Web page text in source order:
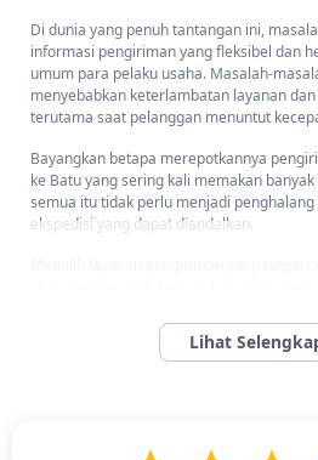
Di dunia yang penuh tantangan ini,
informasi pengiriman yang fleksibel dan
umum para pelaku usaha. Masalah-
menyebabkan keterlambatan layanan
terutama saat pelanggan menuntut
Bayangkan betapa merepotkannya
ke Batu yang sering kali memakan
semua itu tidak perlu menjadi
ekspedisi yang dapat diandalkan.
Layanan Ekspedisi Balikpapan Batu